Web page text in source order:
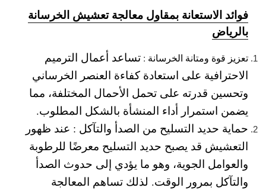
فوائد الاستعانة بمقاول معالجة تعشيش الخرسانة
بالرياض
تعزيز قوة ومتانة الخرسانة : تساعد أعمال الترميم
الاحترافية على استعادة كفاءة العنصر الخرساني
وتحسين قدرته على تحمل الأحمال المختلفة، مما
يضمن استمرار أداء المنشأة بالشكل المطلوب.
حماية حديد التسليح من الصدأ والتآكل : عند ظهور
التعشيش قد يصبح حديد التسليح معرضًا للرطوبة
والعوامل الجوية، وهو ما يؤدي إلى حدوث الصدأ
والتآكل بمرور الوقت. لذلك تساهم المعالجة